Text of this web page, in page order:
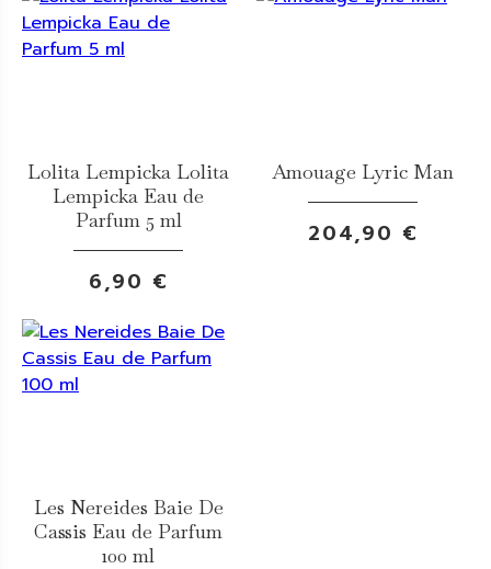
Lolita Lempicka Lolita
Lempicka Eau de
Parfum 5 ml
6,90 €
Amouage Lyric Man
204,90 €
Les Nereides Baie De
Cassis Eau de Parfum
100 ml